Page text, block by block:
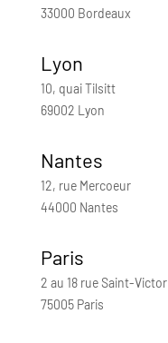
33000 Bordeaux
Lyon
10, quai Tilsitt
69002 Lyon
Nantes
12, rue Mercoeur
44000 Nantes
Paris
2 au 18 rue Saint-Victor
75005 Paris